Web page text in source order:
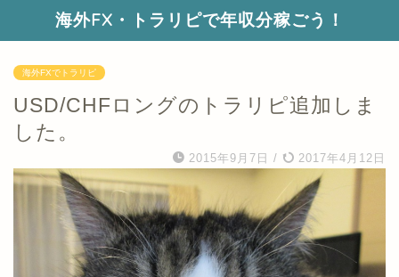
海外FX・トラリピで年収分稼ごう！
海外FXでトラリピ
USD/CHFロングのトラリピ追加しま
した。
2015年9月7日 / 2017年4月12日